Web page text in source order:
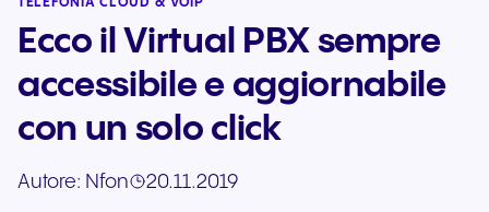
Ecco il Virtual PBX sempre
accessibile e aggiornabile
con un solo click
Autore: Nfon 20.11.2019